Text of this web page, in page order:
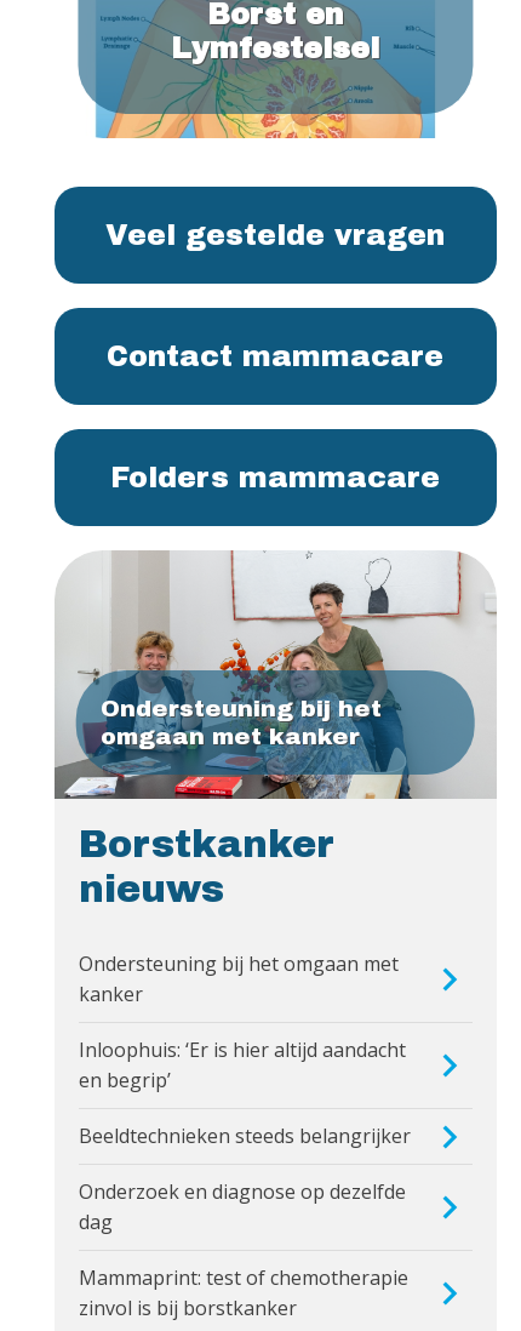
Borst en
Lymfestelsel
Veel gestelde vragen
Contact mammacare
Folders mammacare
Ondersteuning bij het
omgaan met kanker
Borstkanker
nieuws
Ondersteuning bij het omgaan met
kanker
Inloophuis: ‘Er is hier altijd aandacht
en begrip’
Beeldtechnieken steeds belangrijker
Onderzoek en diagnose op dezelfde
dag
Mammaprint: test of chemotherapie
zinvol is bij borstkanker